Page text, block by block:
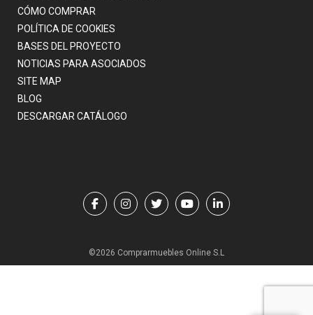
CÓMO COMPRAR
POLÍTICA DE COOKIES
BASES DEL PROYECTO
NOTICIAS PARA ASOCIADOS
SITE MAP
BLOG
DESCARGAR CATÁLOGO
©2026 Comprarmuebles Online S.L